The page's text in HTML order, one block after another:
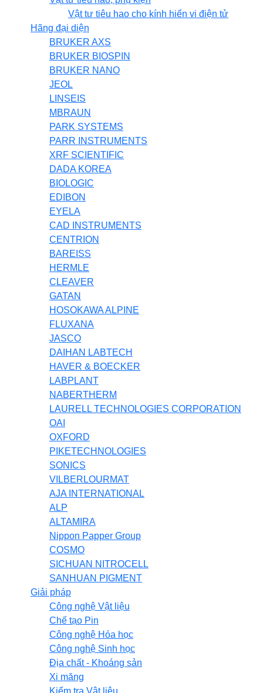
Vật tư tiêu hao cho kính hiển vi điện tử
Hãng đại diện
BRUKER AXS
BRUKER BIOSPIN
BRUKER NANO
JEOL
LINSEIS
MBRAUN
PARK SYSTEMS
PARR INSTRUMENTS
XRF SCIENTIFIC
DADA KOREA
BIOLOGIC
EDIBON
EYELA
CAD INSTRUMENTS
CENTRION
BAREISS
HERMLE
CLEAVER
GATAN
HOSOKAWA ALPINE
FLUXANA
JASCO
DAIHAN LABTECH
HAVER & BOECKER
LABPLANT
NABERTHERM
LAURELL TECHNOLOGIES CORPORATION
OAI
OXFORD
PIKETECHNOLOGIES
SONICS
VILBERLOURMAT
AJA INTERNATIONAL
ALP
ALTAMIRA
Nippon Papper Group
COSMO
SICHUAN NITROCELL
SANHUAN PIGMENT
Giải pháp
Công nghệ Vật liệu
Chế tạo Pin
Công nghệ Hóa học
Công nghệ Sinh học
Địa chất - Khoáng sản
Xi măng
Kiểm tra Vật liệu